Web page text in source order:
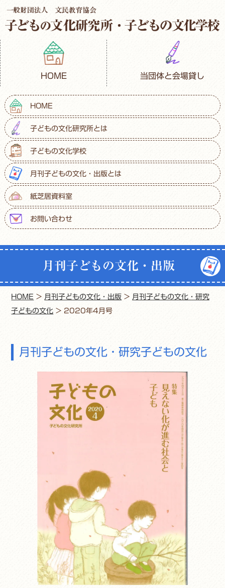
HOME 当団体と会場貸し
HOME
子どもの文化研究所とは
子どもの文化学校
月刊子どもの文化・出版とは
紙芝居資料室
お問い合わせ
月刊子どもの文化・出版
HOME > 月刊子どもの文化・出版 > 月刊子どもの文化・研究
子どもの文化 > 2020年4月号
月刊子どもの文化・研究子どもの文化